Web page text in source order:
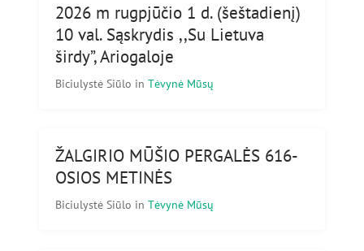
2026 m rugpjūčio 1 d. (šeštadienį)
10 val. Sąskrydis ,,Su Lietuva
širdy”, Ariogaloje
Biciulystė Siūlo in Tėvynė Mūsų
ŽALGIRIO MŪŠIO PERGALĖS 616-
OSIOS METINĖS
Biciulystė Siūlo in Tėvynė Mūsų